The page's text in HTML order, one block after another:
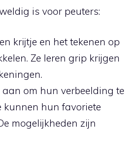
is voor peuters:
krijtje en het tekenen op
Ze leren grip krijgen
om hun verbeelding te
kunnen hun favoriete
mogelijkheden zijn